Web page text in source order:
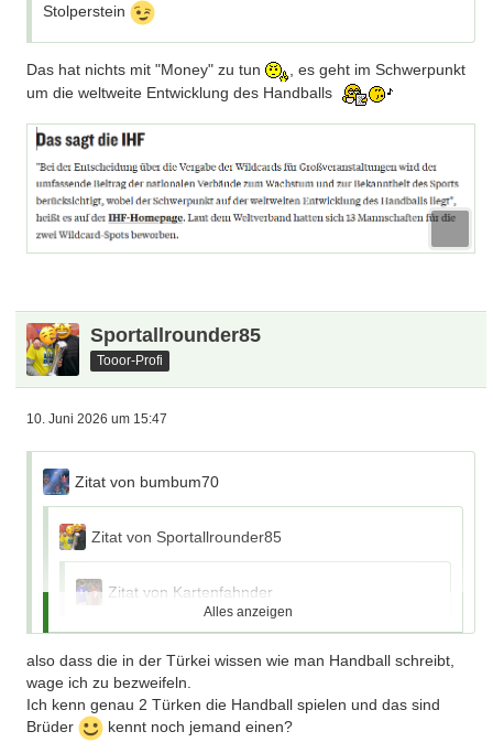
Stolperstein
Das hat nichts mit "Money" zu tun
, es geht im Schwerpunkt
um die weltweite Entwicklung des Handballs
Sportallrounder85
Tooor-Profi
10. Juni 2026 um 15:47
Zitat von bumbum70
Zitat von Sportallrounder85
Zitat von Kartenfahnder
Die letzten Wildcards gingen an Saudi-Arabien
und Türkei
Ungarn, Österreich und Schweiz hatten sich
Alles anzeigen
also dass die in der Türkei wissen wie man Handball schreibt,
wage ich zu bezweifeln.
Ich kenn genau 2 Türken die Handball spielen und das sind
Brüder
kennt noch jemand einen?